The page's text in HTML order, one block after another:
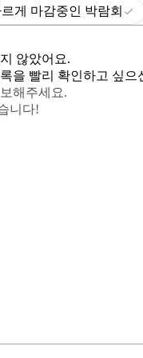
게 마감중인 박람회
않았어요.
을 빨리 확인하고 싶으
해주세요.
니다!